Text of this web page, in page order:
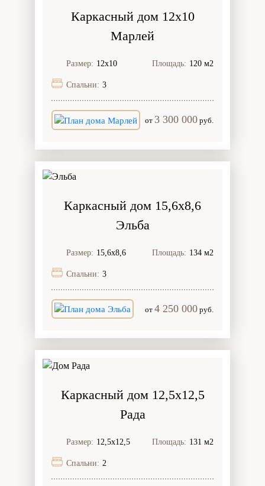
Каркасный дом 12х10
Марлей
Размер: 12х10 Площадь: 120 м2
Спальни: 3
от 3 300 000 руб.
Каркасный дом 15,6х8,6
Эльба
Размер: 15,6х8,6 Площадь: 134 м2
Спальни: 3
от 4 250 000 руб.
Каркасный дом 12,5х12,5
Рада
Размер: 12,5х12,5 Площадь: 131 м2
Спальни: 2